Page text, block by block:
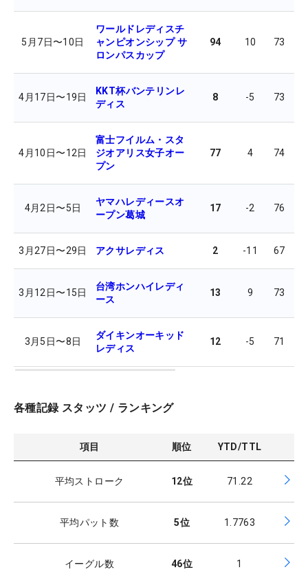
5月7日〜10日
ワールドレディスチ
ャンピオンシップ サ
ロンパスカップ
94 10 73
4月17日〜19日
KKT杯バンテリンレ
ディス
8 -5 73
4月10日〜12日
富士フイルム・スタ
ジオアリス女子オー
プン
77 4 74
4月2日〜5日
ヤマハレディースオ
ープン葛城
17 -2 76
3月27日〜29日 アクサレディス 2 -11 67
3月12日〜15日
台湾ホンハイレディ
ース
13 9 73
3月5日〜8日
ダイキンオーキッド
レディス
12 -5 71
各種記録 スタッツ / ランキング
項目 順位 YTD/TTL
平均ストローク 12位 71.22
平均パット数 5位 1.7763
イーグル数 46位 1